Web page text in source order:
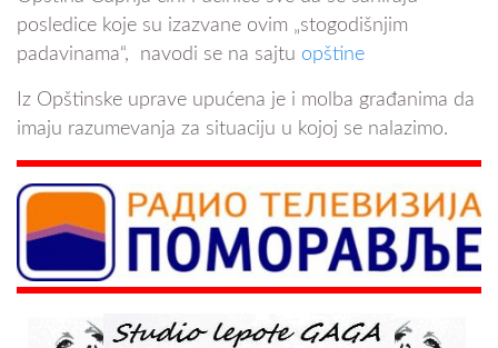
posledice koje su izazvane ovim „stogodišnjim
padavinama“, navodi se na sajtu opštine
Iz Opštinske uprave upućena je i molba građanima da
imaju razumevanja za situaciju u kojoj se nalazimo.